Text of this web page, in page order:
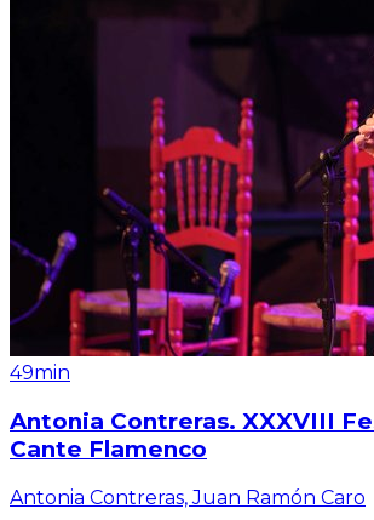
49min
Antonia Contreras. XXXVIII
Cante Flamenco
Antonia Contreras, Juan Ramón Caro